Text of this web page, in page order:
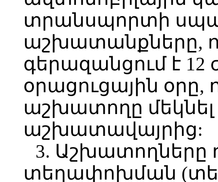
տրանսպորտի
աշխատանքները,
գերազանցում է
օրացուցային օրը,
աշխատողը
աշխատավայրից:
3. Աշխատողները
տեղափոխման